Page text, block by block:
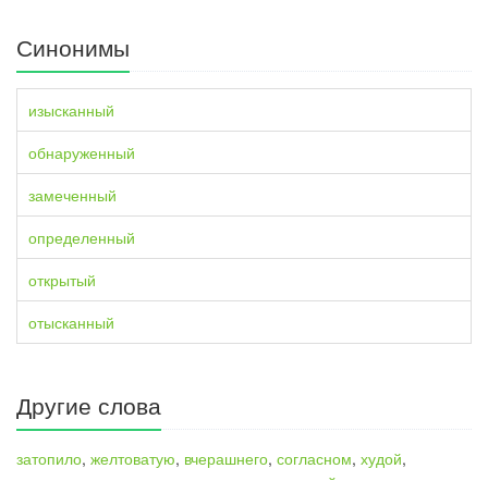
Синонимы
изысканный
обнаруженный
замеченный
определенный
открытый
отысканный
Другие слова
затопило, желтоватую, вчерашнего, согласном, худой,